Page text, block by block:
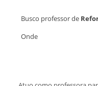
Busco professor de
Onde